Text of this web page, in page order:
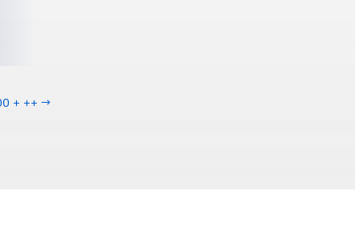
+ ++ →